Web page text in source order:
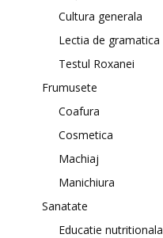
Cultura generala
Lectia de gramatica
Testul Roxanei
Frumusete
Coafura
Cosmetica
Machiaj
Manichiura
Sanatate
Educatie nutritionala